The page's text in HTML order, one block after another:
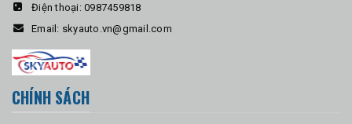
Điện thoại: 0987459818
Email: skyauto.vn@gmail.com
CHÍNH SÁCH